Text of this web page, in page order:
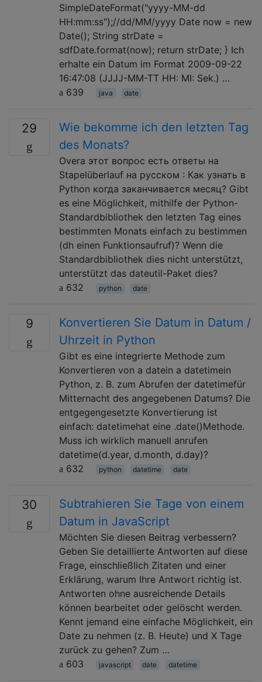
SimpleDateFormat("yyyy-MM-dd
HH:mm:ss");//dd/MM/yyyy Date now = new
Date(); String strDate =
sdfDate.format(now); return strDate; } Ich
erhalte ein Datum im Format 2009-09-22
16:47:08 (JJJJ-MM-TT HH: MI: Sek.) …
639
java date
29
Wie bekomme ich den letzten Tag
des Monats?
Overа этот вопрос есть ответы на
Stapelüberlauf на русском : Как узнать в
Python когда заканчивается месяц? Gibt
es eine Möglichkeit, mithilfe der Python-
Standardbibliothek den letzten Tag eines
bestimmten Monats einfach zu bestimmen
(dh einen Funktionsaufruf)? Wenn die
Standardbibliothek dies nicht unterstützt,
unterstützt das dateutil-Paket dies?
632
python date
9
Konvertieren Sie Datum in Datum /
Uhrzeit in Python
Gibt es eine integrierte Methode zum
Konvertieren von a datein a datetimein
Python, z. B. zum Abrufen der datetimefür
Mitternacht des angegebenen Datums? Die
entgegengesetzte Konvertierung ist
einfach: datetimehat eine .date()Methode.
Muss ich wirklich manuell anrufen
datetime(d.year, d.month, d.day)?
632
python datetime date
30
Subtrahieren Sie Tage von einem
Datum in JavaScript
Möchten Sie diesen Beitrag verbessern?
Geben Sie detaillierte Antworten auf diese
Frage, einschließlich Zitaten und einer
Erklärung, warum Ihre Antwort richtig ist.
Antworten ohne ausreichende Details
können bearbeitet oder gelöscht werden.
Kennt jemand eine einfache Möglichkeit, ein
Date zu nehmen (z. B. Heute) und X Tage
zurück zu gehen? Zum …
603
javascript date datetime